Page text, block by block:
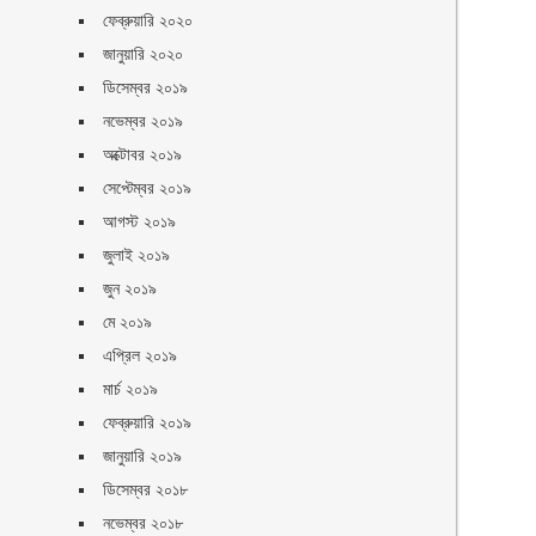
ফেব্রুয়ারি ২০২০
জানুয়ারি ২০২০
ডিসেম্বর ২০১৯
নভেম্বর ২০১৯
অক্টোবর ২০১৯
সেপ্টেম্বর ২০১৯
আগস্ট ২০১৯
জুলাই ২০১৯
জুন ২০১৯
মে ২০১৯
এপ্রিল ২০১৯
মার্চ ২০১৯
ফেব্রুয়ারি ২০১৯
জানুয়ারি ২০১৯
ডিসেম্বর ২০১৮
নভেম্বর ২০১৮